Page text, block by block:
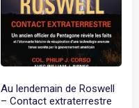
Au lendemain de Roswell
– Contact extraterrestre